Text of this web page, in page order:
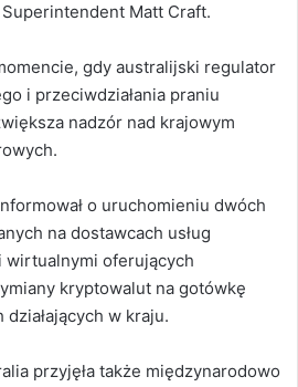
Matt Craft.
gdy australijski regulator
i przeciwdziałania praniu
nadzór nad krajowym
o uruchomieniu dwóch
na dostawcach usług
wirtualnymi oferujących
kryptowalut na gotówkę
działających w kraju.
przyjęła także międzynarodowo